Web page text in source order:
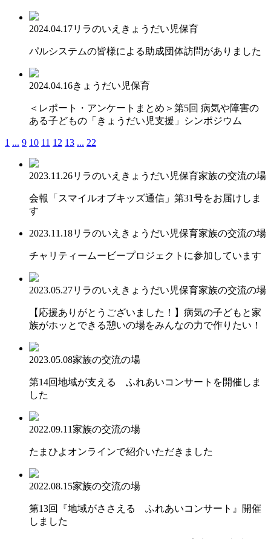
2024.04.17リラのいえ きょうだい児保育
パルシステムの皆様による助成団体訪問がありました
2024.04.16きょうだい児保育
＜レポート・アンケートまとめ＞第5回 病気や障害の
ある子どもの「きょうだい児支援」シンポジウム
1 ... 9 10 11 12 13 ... 22
2023.11.26リラのいえ きょうだい児保育家族の交流の場
会報「スマイルオブキッズ通信」第31号をお届けしま
す
2023.11.18リラのいえ きょうだい児保育家族の交流の場
チャリティームービープロジェクトに参加しています
2023.05.27リラのいえ きょうだい児保育家族の交流の場
【応援ありがとうございました！】病気の子どもと家
族がホッとできる憩いの場をみんなの力で作りたい！
2023.05.08家族の交流の場
第14回地域が支える ふれあいコンサートを開催しま
した
2022.09.11家族の交流の場
たまひよオンラインで紹介いただきました
2022.08.15家族の交流の場
第13回『地域がささえる ふれあいコンサート』開催
しました